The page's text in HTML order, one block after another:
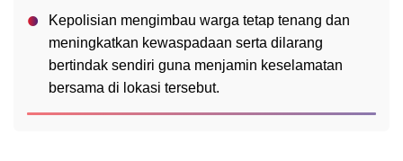
Kepolisian mengimbau warga tetap tenang dan
meningkatkan kewaspadaan serta dilarang
bertindak sendiri guna menjamin keselamatan
bersama di lokasi tersebut.